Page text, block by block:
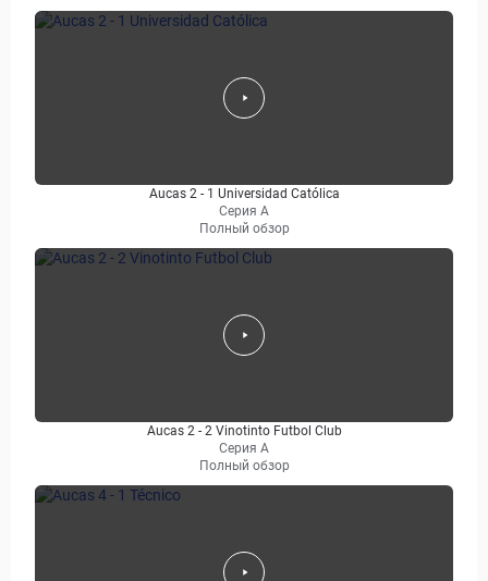
Aucas 2 - 1 Universidad Católica
Серия А
Полный обзор
Aucas 2 - 2 Vinotinto Futbol Club
Серия А
Полный обзор